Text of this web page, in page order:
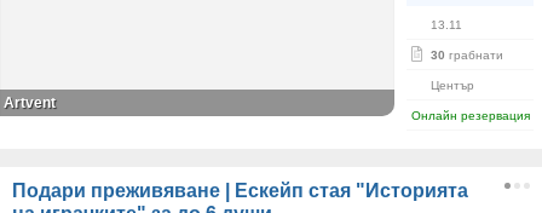
13.11
30 грабнати
Център
Онлайн резервация
Artvent
Подари преживяване | Ескейп стая "Историята